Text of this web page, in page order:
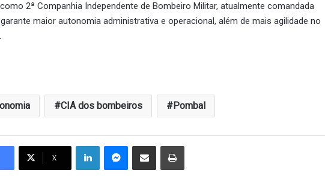
2ª Companhia Independente de Bombeiro Militar, atualmente comandada
maior autonomia administrativa e operacional, além de mais agilidade no
CIA dos bombeiros Pombal
X
LinkedinMessenger
Compartilhar via e-mail Imprimir